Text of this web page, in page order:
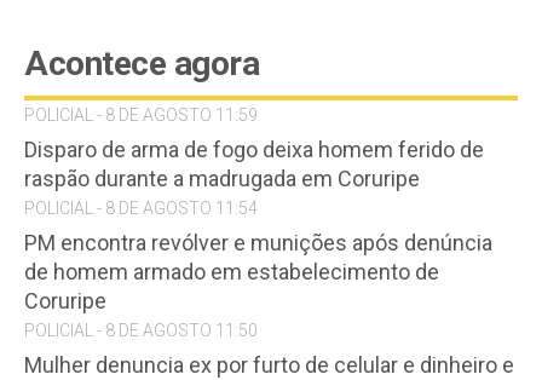
Acontece agora
POLICIAL - 8 DE AGOSTO 11:59
Disparo de arma de fogo deixa homem ferido de
raspão durante a madrugada em Coruripe
POLICIAL - 8 DE AGOSTO 11:54
PM encontra revólver e munições após denúncia
de homem armado em estabelecimento de
Coruripe
POLICIAL - 8 DE AGOSTO 11:50
Mulher denuncia ex por furto de celular e dinheiro e